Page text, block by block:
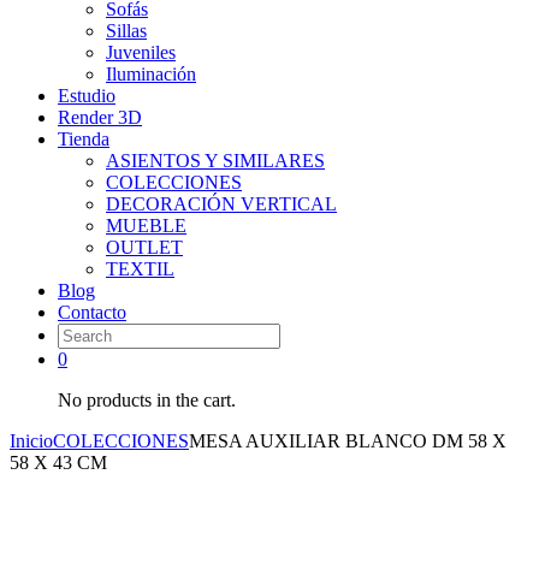
Sofás
Sillas
Juveniles
Iluminación
Estudio
Render 3D
Tienda
ASIENTOS Y SIMILARES
COLECCIONES
DECORACIÓN VERTICAL
MUEBLE
OUTLET
TEXTIL
Blog
Contacto
0
No products in the cart.
InicioCOLECCIONESMESA AUXILIAR BLANCO DM 58 X
58 X 43 CM